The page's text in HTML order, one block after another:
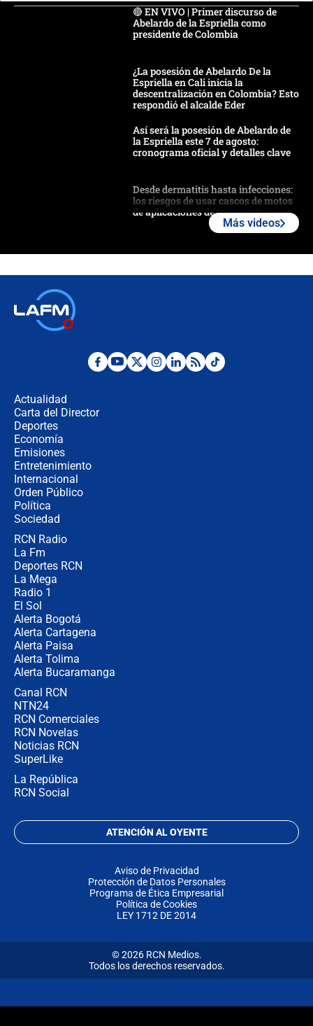
🔴 EN VIVO | Primer discurso de
Abelardo de la Espriella como
presidente de Colombia
¿La posesión de Abelardo De la
Espriella en Cali inicia la
descentralización en Colombia? Esto
respondió el alcalde Eder
Así será la posesión de Abelardo de
la Espriella este 7 de agosto:
cronograma oficial y detalles clave
Desde dermatitis hasta infecciones:
los riesgos de usar cascos de motos
de aplicaciones de transporte
Posesión de Abelardo De La Espriella
Más videos
Actualidad
Carta del Director
Deportes
Economía
Emisiones
Entretenimiento
Internacional
Orden Público
Política
Sociedad
RCN Radio
La Fm
Deportes RCN
La Mega
Radio 1
El Sol
Alerta Bogotá
Alerta Cartagena
Alerta Paisa
Alerta Tolima
Alerta Bucaramanga
Canal RCN
NTN24
RCN Comerciales
RCN Novelas
Noticias RCN
SuperLike
La República
RCN Social
ATENCIÓN AL OYENTE
Aviso de Privacidad
Protección de Datos Personales
Programa de Ética Empresarial
Política de Cookies
LEY 1712 DE 2014
© 2026 RCN Medios.
Todos los derechos reservados.